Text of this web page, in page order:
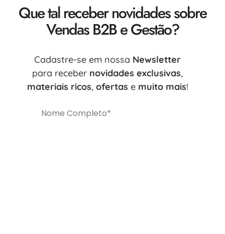
Que tal receber novidades sobre
Vendas B2B e Gestão?
Cadastre-se em nossa Newsletter
para receber novidades exclusivas,
materiais ricos, ofertas e muito mais!